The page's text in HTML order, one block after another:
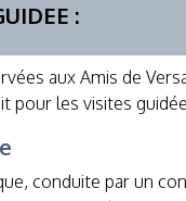
:
aux Amis de
les visites
conduite par un